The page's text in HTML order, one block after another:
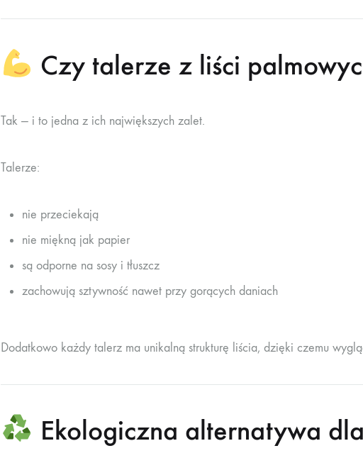
Czy talerze z liści
Tak — i to jedna z ich największych zalet.
Talerze:
nie przeciekają
nie miękną jak papier
są odporne na sosy i tłuszcz
zachowują sztywność nawet przy gorących daniach
Dodatkowo każdy talerz ma unikalną strukturę liścia, dzięki czemu
Ekologiczna alternatywa